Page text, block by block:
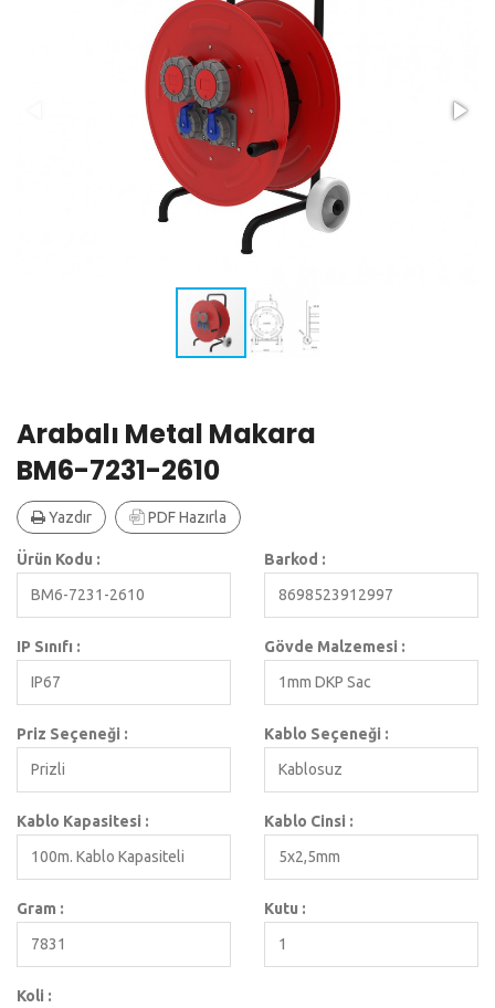
Arabalı Metal Makara
BM6-7231-2610
Yazdır PDF Hazırla
Ürün Kodu :
BM6-7231-2610
Barkod :
8698523912997
IP Sınıfı :
IP67
Gövde Malzemesi :
1mm DKP Sac
Priz Seçeneği :
Prizli
Kablo Seçeneği :
Kablosuz
Kablo Kapasitesi :
100m. Kablo Kapasiteli
Kablo Cinsi :
5x2,5mm
Gram :
7831
Kutu :
1
Koli :